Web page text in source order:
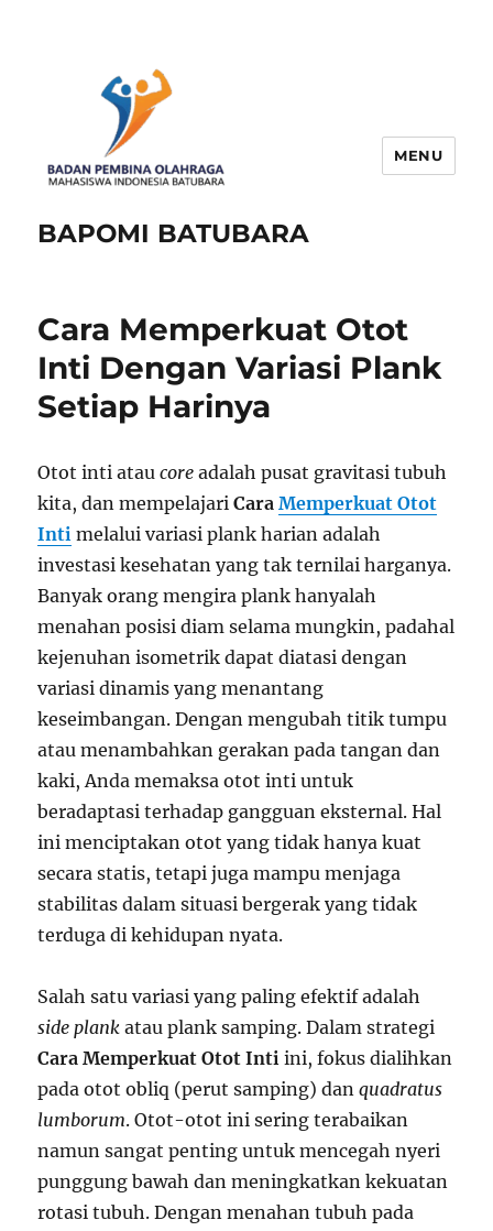
BAPOMI BATUBARA
MENU
Cara Memperkuat Otot
Inti Dengan Variasi Plank
Setiap Harinya
Otot inti ataucore adalah pusat gravitasi tubuh
kita, dan mempelajariCaraMemperkuat Otot
Inti melalui variasi plank harian adalah
investasi kesehatan yang tak ternilai harganya.
Banyak orang mengira plank hanyalah
menahan posisi diam selama mungkin, padahal
kejenuhan isometrik dapat diatasi dengan
variasi dinamis yang menantang
keseimbangan. Dengan mengubah titik tumpu
atau menambahkan gerakan pada tangan dan
kaki, Anda memaksa otot inti untuk
beradaptasi terhadap gangguan eksternal. Hal
ini menciptakan otot yang tidak hanya kuat
secara statis, tetapi juga mampu menjaga
stabilitas dalam situasi bergerak yang tidak
terduga di kehidupan nyata.
Salah satu variasi yang paling efektif adalah
side plank atau plank samping. Dalam strategi
Cara Memperkuat Otot Inti ini, fokus dialihkan
pada otot obliq (perut samping) danquadratus
lumborum. Otot-otot ini sering terabaikan
namun sangat penting untuk mencegah nyeri
punggung bawah dan meningkatkan kekuatan
rotasi tubuh. Dengan menahan tubuh pada